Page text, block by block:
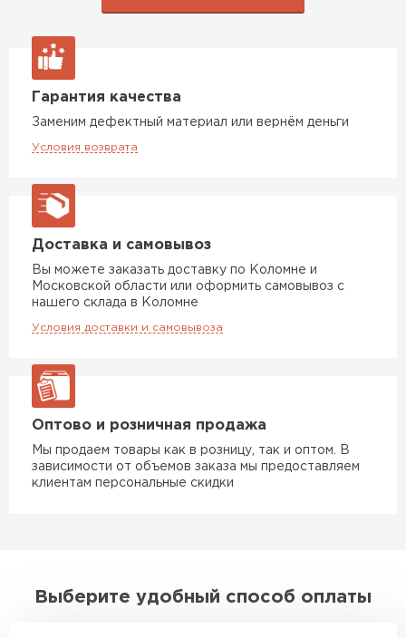
Гарантия качества
Заменим дефектный материал или вернём деньги
Условия возврата
Доставка и самовывоз
Вы можете заказать доставку по Коломне и
Московской области или оформить самовывоз с
нашего склада в Коломне
Условия доставки и самовывоза
Оптово и розничная продажа
Мы продаем товары как в розницу, так и оптом. В
зависимости от объемов заказа мы предоставляем
клиентам персональные скидки
Выберите удобный способ оплаты